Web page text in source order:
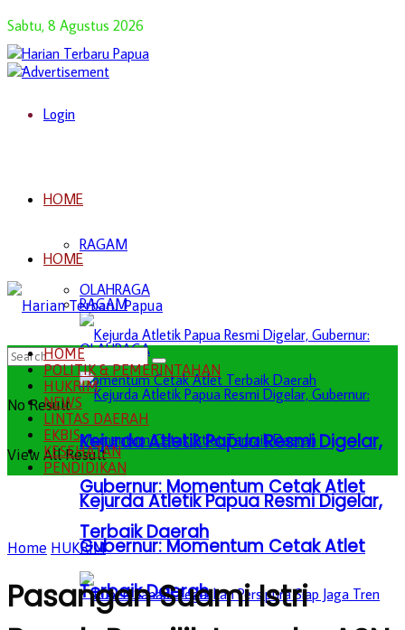
Sabtu, 8 Agustus 2026
Login
HOME
RAGAM
OLAHRAGA
Kejurda Atletik Papua Resmi Digelar,
Gubernur: Momentum Cetak Atlet
Terbaik Daerah
HOME
RAGAM
OLAHRAGA
Kejurda Atletik Papua Resmi Digelar,
Gubernur: Momentum Cetak Atlet
Terbaik Daerah
No Result
View All Result
HOME
POLITIK & PEMERINTAHAN
HUKRIM
NEWS
LINTAS DAERAH
EKBIS
KESEHATAN
PENDIDIKAN
Home HUKRIM
Pasangan Suami Istri